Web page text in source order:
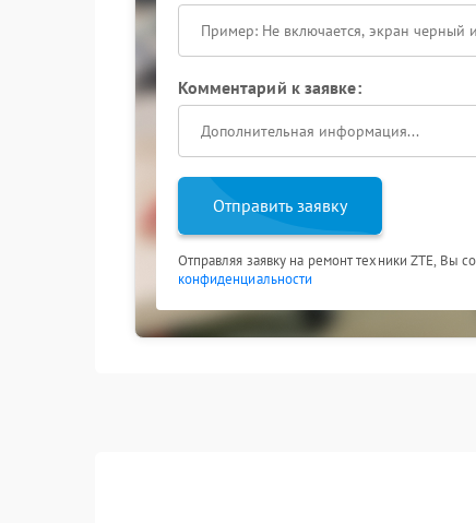
Комментарий к заявке:
Отправить заявку
Отправляя заявку на ремонт техники ZTE, Вы
конфиденциальности